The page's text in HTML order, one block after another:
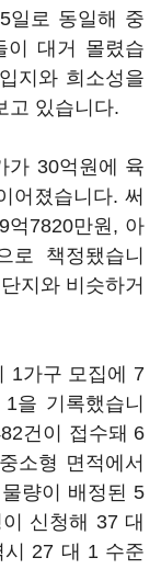
일로 동일해 중
이 대거 몰렸습
지와 희소성을
고 있습니다.
가 30억원에 육
어졌습니다. 써
억7820만원, 아
로 책정됐습니
지와 비슷하거
1가구 모집에 7
을 기록했습니
건이 접수돼 6
소형 면적에서
량이 배정된 5
신청해 37 대
27 대 1 수준